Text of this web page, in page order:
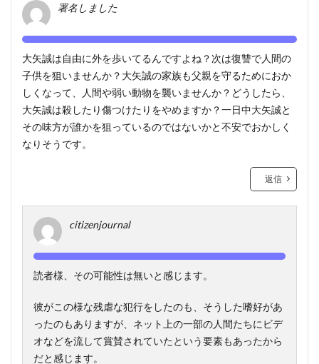
署名しました
大矢誠は自由に外を歩いてるんですよね？次は復讐で人間の
子供を狙いませんか？大矢誠の家族も父親を守るためにおか
しくなって、人間や弱い動物を襲いませんか？どうしたら、
大矢誠は殺したり傷つけたりをやめますか？一日中大矢誠と
その味方が誰かを狙っているのではないかと不安でおかしく
なりそうです。
返信
citizenjournal
読者様、その可能性は無いと感じます。
彼がこの様な残虐な犯行をしたのも、そうした嗜好があ
ったのもありますが、ネット上の一部の人間たちにビデ
オなどを流して賞賛されていたという要素もあったから
だと感じます。